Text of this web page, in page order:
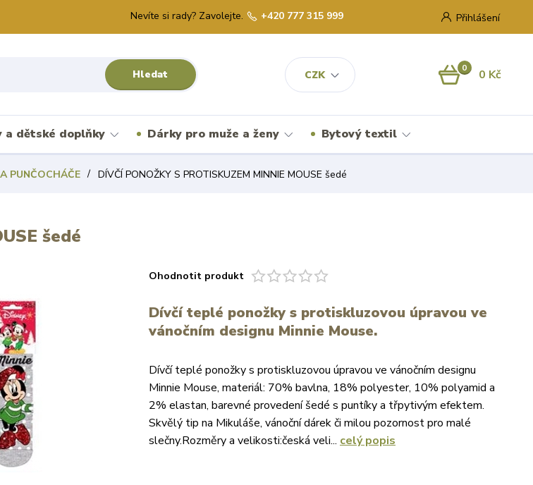
CZK
Přihlášení
Hledat
Nevíte si rady? Zavolejte. +420 777 315 999
0 0 Kč
a dětské doplňky Dárky pro muže a ženy Bytový textil
PUNČOCHÁČE DÍVČÍ PONOŽKY S PROTISKUZEM MINNIE MOUSE šedé
šedé
Ohodnotit produkt
Dívčí teplé ponožky s protiskluzovou úpravou ve
vánočním designu Minnie Mouse.
Dívčí teplé ponožky s protiskluzovou úpravou ve vánočním designu
Minnie Mouse, materiál: 70% bavlna, 18% polyester, 10% polyamid a
2% elastan, barevné provedení šedé s puntíky a třpytivým efektem.
Skvělý tip na Mikuláše, vánoční dárek či milou pozornost pro malé
slečny.Rozměry a velikosti:česká veli... celý popis